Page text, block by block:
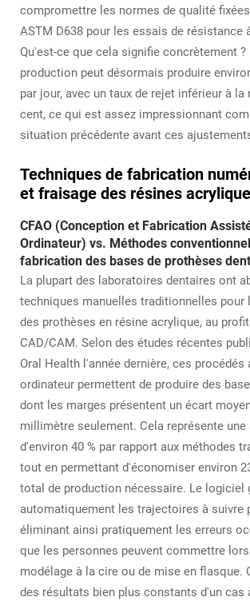
compromettre les normes de qualité
ASTM D638 pour les essais de résistance
Qu'est-ce que cela signifie concrètement ?
production peut désormais produire
par jour, avec un taux de rejet inférieur à
cent, ce qui est assez impressionnant
situation précédente avant ces
Techniques de fabrication
et fraisage des résines
CFAO (Conception et Fabrication
Ordinateur) vs. Méthodes
fabrication des bases de prothèses
La plupart des laboratoires dentaires ont
techniques manuelles traditionnelles pour
des prothèses en résine acrylique, au
CAD/CAM. Selon des études récentes
Oral Health l'année dernière, ces
ordinateur permettent de produire des
dont les marges présentent un écart
millimètre seulement. Cela représente
d'environ 40 % par rapport aux méthodes
tout en permettant d'économiser environ
total de production nécessaire. Le logiciel
automatiquement les trajectoires à suivre
éliminant ainsi pratiquement les erreurs
que les personnes peuvent commettre
modélage à la cire ou de mise en flasque.
des résultats bien plus constants d'un cas